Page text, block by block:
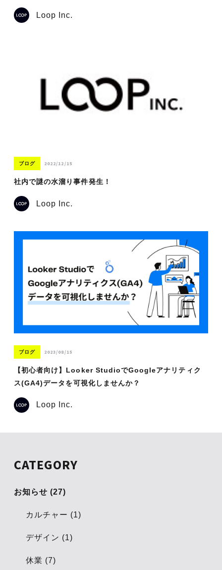
Loop Inc.
ブログ 2022/12/15
社内で謎の水溜り事件発生！
Loop Inc.
ブログ 2023/08/15
【初心者向け】Looker StudioでGoogleアナリティク
ス(GA4)データを可視化しませんか？
Loop Inc.
CATEGORY
お知らせ (27)
カルチャー (1)
デザイン (1)
休業 (7)